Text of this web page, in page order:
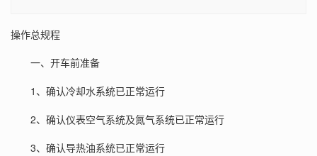
操作总规程
一、开车前准备
1、确认冷却水系统已正常运行
2、确认仪表空气系统及氮气系统已正常运行
3、确认导热油系统已正常运行